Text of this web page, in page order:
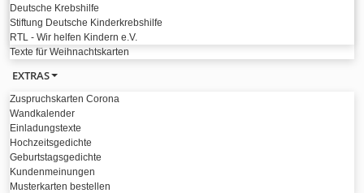
Deutsche Krebshilfe
Stiftung Deutsche Kinderkrebshilfe
RTL - Wir helfen Kindern e.V.
Texte für Weihnachtskarten
EXTRAS
Zuspruchskarten Corona
Wandkalender
Einladungstexte
Hochzeitsgedichte
Geburtstagsgedichte
Kundenmeinungen
Musterkarten bestellen